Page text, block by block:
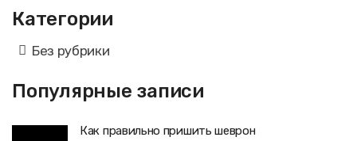
Категории
Без рубрики
Популярные записи
Как правильно пришить шеврон